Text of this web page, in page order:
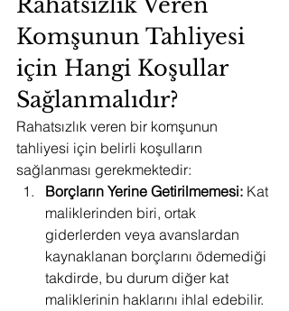
Komşunun Tahliyesi
için Hangi Koşullar
Sağlanmalıdır?
Rahatsızlık veren bir komşunun
tahliyesi için belirli koşulların
sağlanması gerekmektedir:
Borçların Yerine Getirilmemesi: Kat
maliklerinden biri, ortak
giderlerden veya avanslardan
kaynaklanan borçlarını ödemediği
takdirde, bu durum diğer kat
maliklerinin haklarını ihlal edebilir.